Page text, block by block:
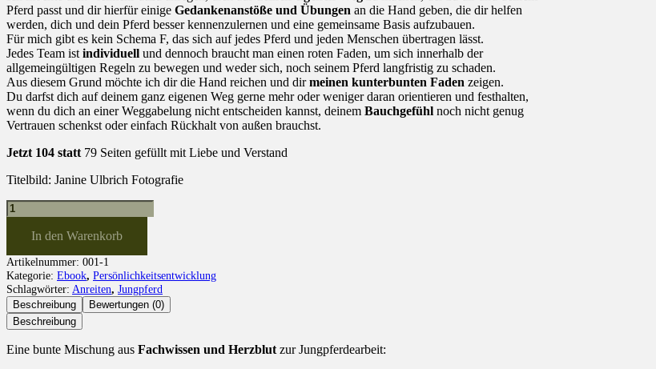
Pferd passt und dir hierfür einige Gedankenanstöße und Übungen an die Hand geben, die dir helfen
werden, dich und dein Pferd besser kennenzulernen und eine gemeinsame Basis aufzubauen.
Für mich gibt es kein Schema F, das sich auf jedes Pferd und jeden Menschen übertragen lässt.
Jedes Team ist individuell und dennoch braucht man einen roten Faden, um sich innerhalb der
allgemeingültigen Regeln zu bewegen und weder sich, noch seinem Pferd langfristig zu schaden.
Aus diesem Grund möchte ich dir die Hand reichen und dirmeinen kunterbunten Faden zeigen.
Du darfst dich auf deinem ganz eigenen Weg gerne mehr oder weniger daran orientieren und festhalten,
wenn du dich an einer Weggabelung nicht entscheiden kannst, deinem Bauchgefühl noch nicht genug
Vertrauen schenkst oder einfach Rückhalt von außen brauchst.
Jetzt 104 statt 79 Seiten gefüllt mit Liebe und Verstand
Titelbild: Janine Ulbrich Fotografie
Ebook
-
Harmonischer
mit
dem
Jungpferd
(2.
Auflage)
In den Warenkorb
Artikelnummer: 001-1
Kategorie: Ebook, Persönlichkeitsentwicklung
Schlagwörter: Anreiten, Jungpferd
Beschreibung
Bewertungen (0)
Beschreibung
Eine bunte Mischung aus Fachwissen und Herzblut zur Jungpferdearbeit: